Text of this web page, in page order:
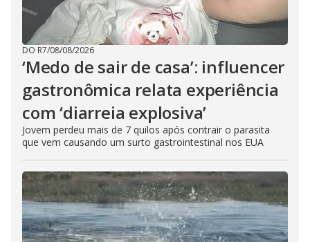
DO R7/08/08/2026
‘Medo de sair de casa’: influencer
gastronômica relata experiência
com ‘diarreia explosiva’
Jovem perdeu mais de 7 quilos após contrair o parasita
que vem causando um surto gastrointestinal nos EUA